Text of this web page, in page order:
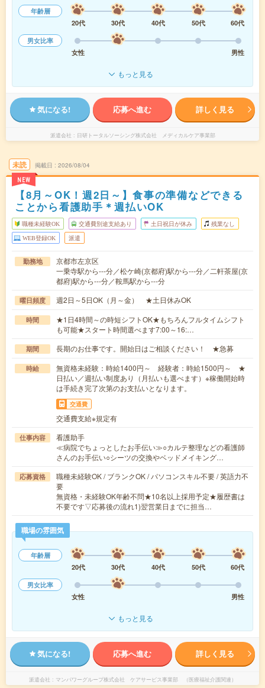
年齢層
20代
30代 40代 50代
60代
男女比率
女性
男性
もっと見る
気になる! 応募へ進む 詳しく見る
派遣会社 日研トータルソーシング株式会社 メディカルケア事業部
未読
NEW
掲載日 2026/08/04
【8月～OK！週2日～】食事の準備などできる
ことから看護助手＊週払いOK
職種未経験OK 交通費別途支給あり 土日祝日が休み 残業なし
WEB登録OK 派遣
勤務地
京都市左京区
一乗寺駅から---分／松ケ崎(京都府)駅から---分／二軒茶屋(京
都府)駅から---分／鞍馬駅から---分
曜日頻度 週2日～5日OK（月～金） ★土日休みOK
時間
★1日4時間～の時短シフトOK★もちろんフルタイムシフト
も可能★スタート時間選べます7:00～16:…
期間 長期のお仕事です。開始日はご相談ください！ ★急募
時給
無資格未経験：時給1400円～ 経験者：時給1500円～ ★
日払い／週払い制度あり（月払いも選べます）※稼働開始時
は手続き完了次第のお支払いとなります。
交通費
交通費支給※規定有
仕事内容
看護助手
≪病院でちょっとしたお手伝い≫○カルテ整理などの看護師
さんのお手伝い○シーツの交換やベッドメイキング…
応募資格
職種未経験OK / ブランクOK / パソコンスキル不要 / 英語力不
要
無資格・未経験OK年齢不問★10名以上採用予定★履歴書は
不要です▽応募後の流れ1)翌営業日までに担当…
職場の雰囲気
年齢層
20代
30代 40代 50代
60代
男女比率
女性
男性
もっと見る
気になる! 応募へ進む 詳しく見る
派遣会社 マンパワーグループ株式会社 ケアサービス事業部 （医療福祉介護関連）